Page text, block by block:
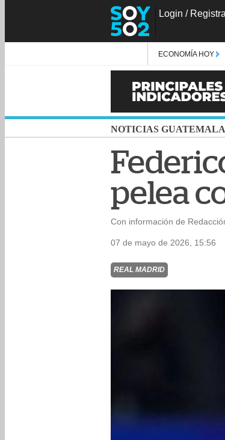
Login /
ECONOMÍA HOY
NOTICIAS GUATEMALA
pelea
Con información de
07 de mayo de 2026, 15:56
REAL MADRID